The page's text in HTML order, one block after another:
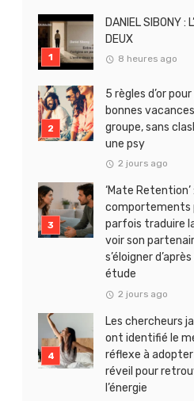
DANIEL SIBONY :
DEUX
8 heures ago
5 règles d’or
bonnes
groupe, sans
une psy
2 jours ago
‘Mate Retention’
comportements
parfois traduire
voir son
s’éloigner
étude
2 jours ago
Les chercheurs
ont identifié le
réflexe à adopter
réveil pour
l’énergie